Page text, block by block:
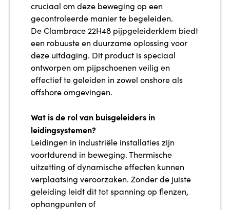
cruciaal om deze beweging op een
gecontroleerde manier te begeleiden.
De Clambrace 22H48 pijpgeleiderklem biedt
een robuuste en duurzame oplossing voor
deze uitdaging. Dit product is speciaal
ontworpen om pijpschoenen veilig en
effectief te geleiden in zowel onshore als
offshore omgevingen.
Wat is de rol van buisgeleiders in
leidingsystemen?
Leidingen in industriële installaties zijn
voortdurend in beweging. Thermische
uitzetting of dynamische effecten kunnen
verplaatsing veroorzaken. Zonder de juiste
geleiding leidt dit tot spanning op flenzen,
ophangpunten of